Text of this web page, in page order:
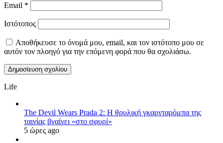
Email *
Ιστότοπος
Αποθήκευσε το όνομά μου, email, και τον ιστότοπο μου σε
αυτόν τον πλοηγό για την επόμενη φορά που θα σχολιάσω.
Life
The Devil Wears Prada 2: Η θρυλική γκαρνταρόμπα της
ταινίας βγαίνει «στο σφυρί»
5 ώρες ago